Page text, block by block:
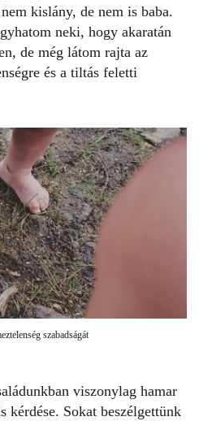
kislány, de nem is baba.
neki, hogy akaratán
de még látom rajta az
és a tiltás feletti
szabadságát
viszonylag hamar
kérdése. Sokat beszélgettünk